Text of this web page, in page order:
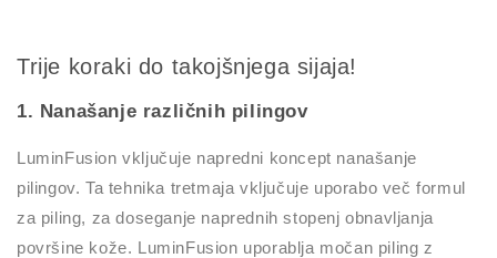
Trije koraki do takojšnjega sijaja!
1. Nanašanje različnih pilingov
LuminFusion vključuje napredni koncept nanašanje
pilingov. Ta tehnika tretmaja vključuje uporabo več formul
za piling, za doseganje naprednih stopenj obnavljanja
površine kože. LuminFusion uporablja močan piling z